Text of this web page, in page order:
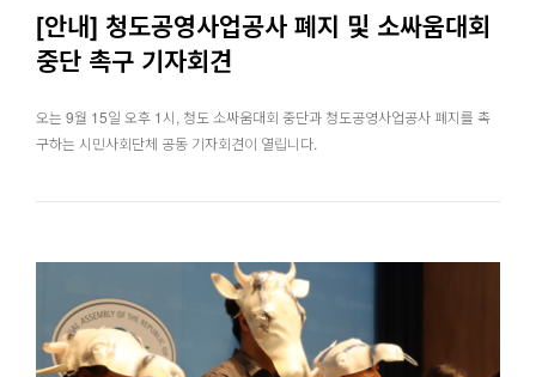
[안내] 청도공영사업공사 폐지 및 소싸움대회
중단 촉구 기자회견
오는 9월 15일 오후 1시, 청도 소싸움대회 중단과 청도공영사업공사 폐지를 촉
구하는 시민사회단체 공동 기자회견이 열립니다.